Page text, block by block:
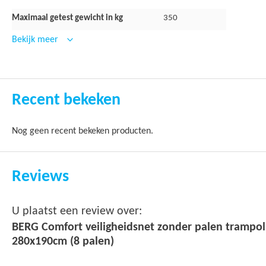
Maximaal getest gewicht in kg 350
Bekijk meer
Recent bekeken
Nog geen recent bekeken producten.
Reviews
U plaatst een review over:
BERG Comfort veiligheidsnet zonder palen
280x190cm (8 palen)